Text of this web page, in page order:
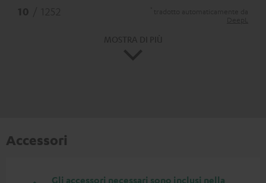
Accessori
Gli accessori necessari sono inclusi nella